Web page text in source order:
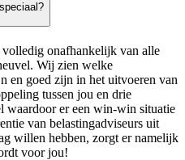
volledig onafhankelijk van alle
Wij zien welke
en goed zijn in het uitvoeren van
tussen jou en drie
waardoor er een win-win situatie
van belastingadviseurs uit
willen hebben, zorgt er namelijk
voor jou!